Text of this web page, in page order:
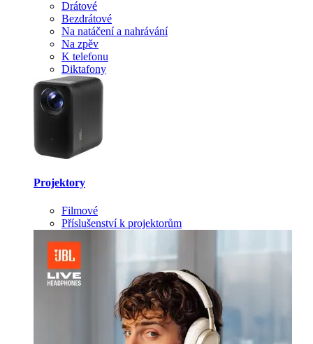
Drátové
Bezdrátové
Na natáčení a nahrávání
Na zpěv
K telefonu
Diktafony
Projektory
Filmové
Příslušenství k projektorům